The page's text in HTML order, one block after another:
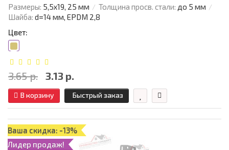
Размеры: 5,5х19, 25 мм Толщина просв. стали: до 5 мм
Шайба: d=14 мм, EPDM 2,8
Цвет:
3.65 р. 3.13 р.
В корзину Быстрый заказ
Ваша скидка: -13%
Лидер продаж!